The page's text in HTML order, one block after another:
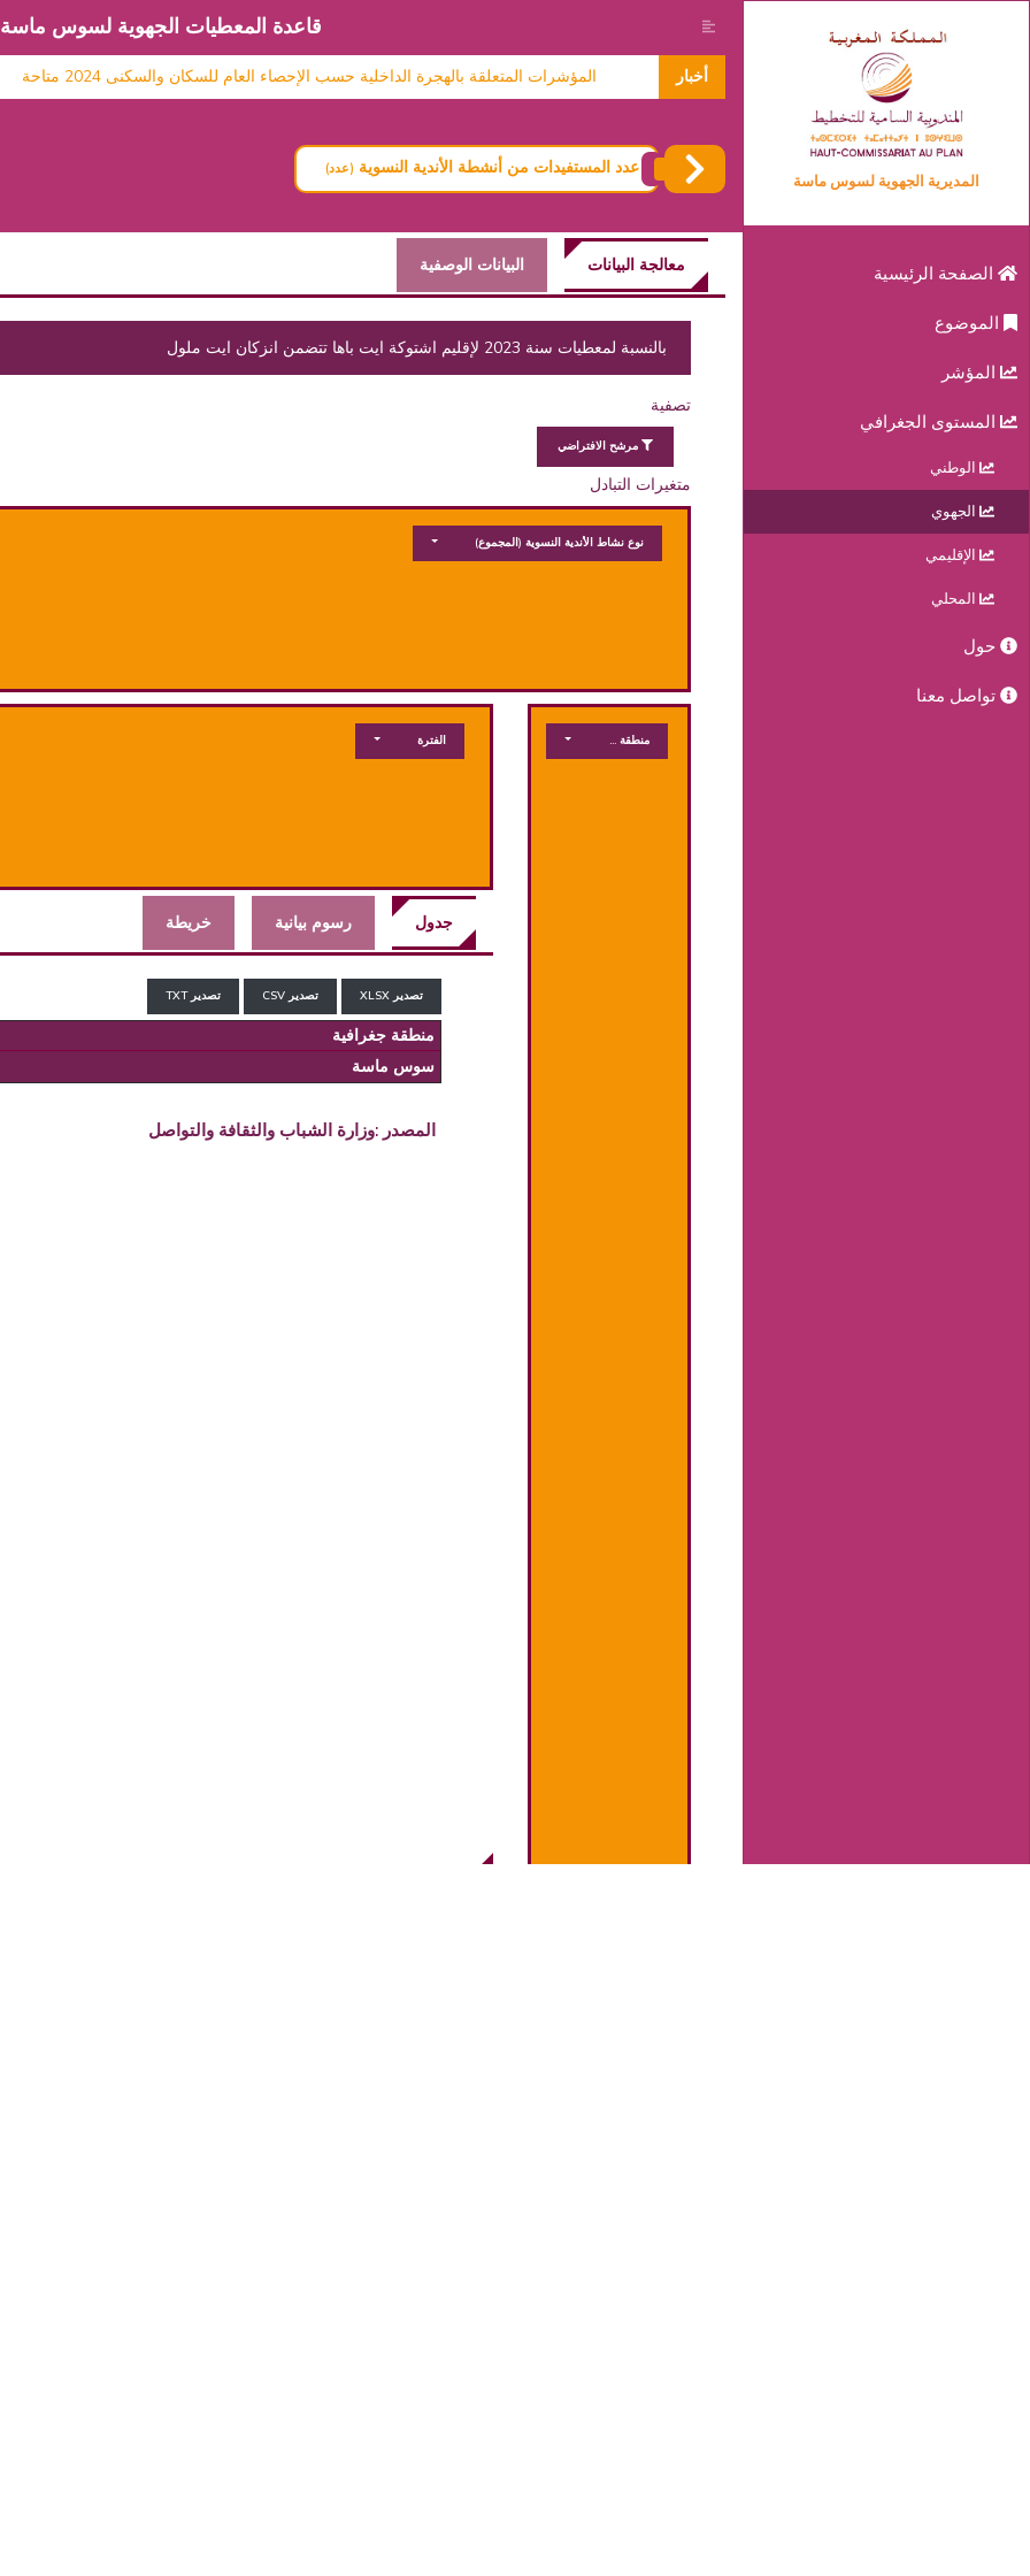
المديرية الجهوية لسوس ماسة
الصفحة الرئيسية
الموضوع
المؤشر
المستوى الجغرافي
الوطني
الجهوي
الإقليمي
المحلي
حول
تواصل معنا
قاعدة المعطيات الجهوية لسوس ماسة
أخبار معطيات حول الاسر 2024 المؤشرات المتعلقة بالهجرة الداخلية حسب الإحصاء العام للسكان والسكنى 2024 متاحة
عدد المستفيدات من أنشطة الأندية النسوية (عدد)
معالجة البيانات البيانات الوصفية
بالنسبة لمعطيات سنة 2023 لإقليم اشتوكة ايت باها تتضمن انزكان ايت ملول
تصفية
مرشح الافتراضي
متغيرات التبادل
نوع نشاط الأندية النسوية (المجموع)
منطقة جغرافية الفترة
جدول رسوم بيانية خريطة
تصدير XLSX تصدير CSV تصدير TXT
منطقة جغرافية
سوس ماسة
المصدر :وزارة الشباب والثقافة والتواصل